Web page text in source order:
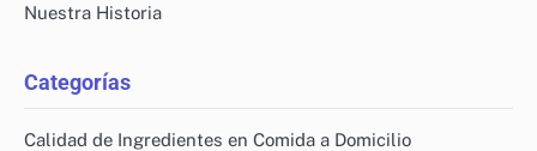
Nuestra Historia
Categorías
Calidad de Ingredientes en Comida a Domicilio